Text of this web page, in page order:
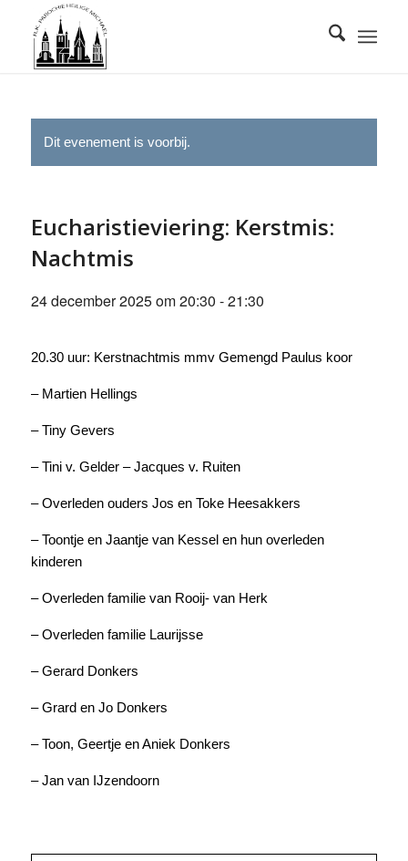
Dit evenement is voorbij.
Eucharistieviering: Kerstmis:
Nachtmis
24 december 2025 om 20:30 -21:30
20.30 uur: Kerstnachtmis mmv Gemengd Paulus koor
– Martien Hellings
– Tiny Gevers
– Tini v. Gelder – Jacques v. Ruiten
– Overleden ouders Jos en Toke Heesakkers
– Toontje en Jaantje van Kessel en hun overleden
kinderen
– Overleden familie van Rooij- van Herk
– Overleden familie Laurijsse
– Gerard Donkers
– Grard en Jo Donkers
– Toon, Geertje en Aniek Donkers
– Jan van IJzendoorn